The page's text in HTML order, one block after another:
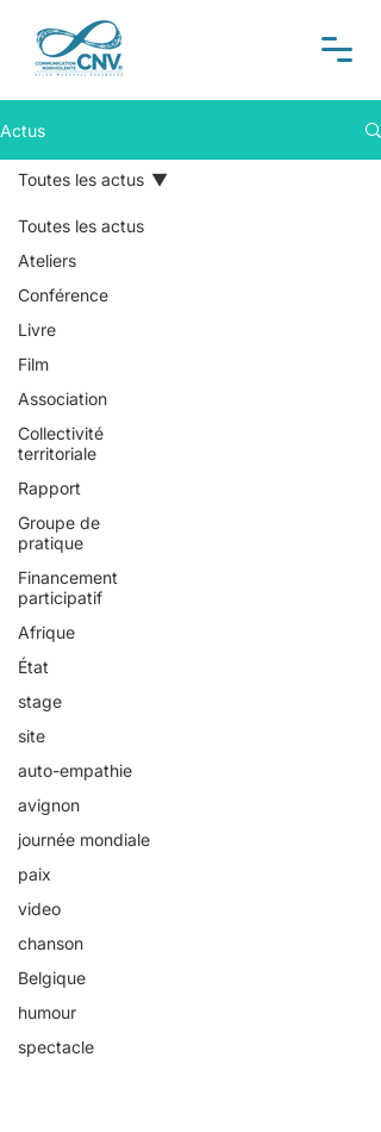
Actus
Toutes les actus
Ateliers
Conférence
Livre
Film
Association
Collectivité
territoriale
Rapport
Groupe de
pratique
Financement
participatif
Afrique
État
stage
site
auto-empathie
avignon
journée mondiale
paix
video
chanson
Belgique
humour
spectacle
Toutes les actus